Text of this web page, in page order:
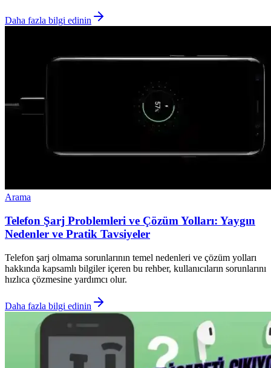
Daha fazla bilgi edinin
Arama
Telefon Şarj Problemleri ve Çözüm Yolları: Yaygın
Nedenler ve Pratik Tavsiyeler
Telefon şarj olmama sorunlarının temel nedenleri ve çözüm yolları
hakkında kapsamlı bilgiler içeren bu rehber, kullanıcıların sorunlarını
hızlıca çözmesine yardımcı olur.
Daha fazla bilgi edinin